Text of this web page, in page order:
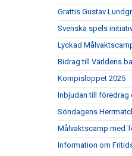
Grattis Gustav
Svenska spels
Lyckad
Bidrag till Världens
Kompisloppet 2025
Inbjudan till föredrag
Söndagens
Målvaktscamp med
Information om